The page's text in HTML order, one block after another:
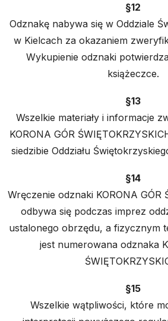
§12
Odznakę nabywa się w Oddziale
w Kielcach za okazaniem
Wykupienie odznaki
książeczce.
§13
Wszelkie materiały i informacje
KORONA GÓR
siedzibie Oddziału
§14
Wręczenie odznaki KORONA GÓR
odbywa się podczas imprez
ustalonego obrzędu, a fizycznym
jest numerowana odznaka
§15
Wszelkie wątpliwości, które